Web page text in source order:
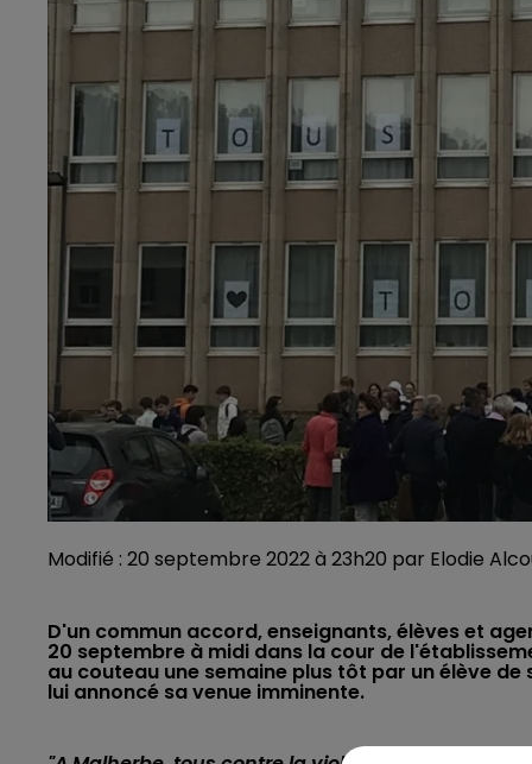
Modifié : 20 septembre 2022 à 23h20 par Elodie
D'un commun accord, enseignants, élèves et
20 septembre à midi dans la cour de
au couteau une semaine plus tôt par un élève
lui annoncé sa venue imminente.